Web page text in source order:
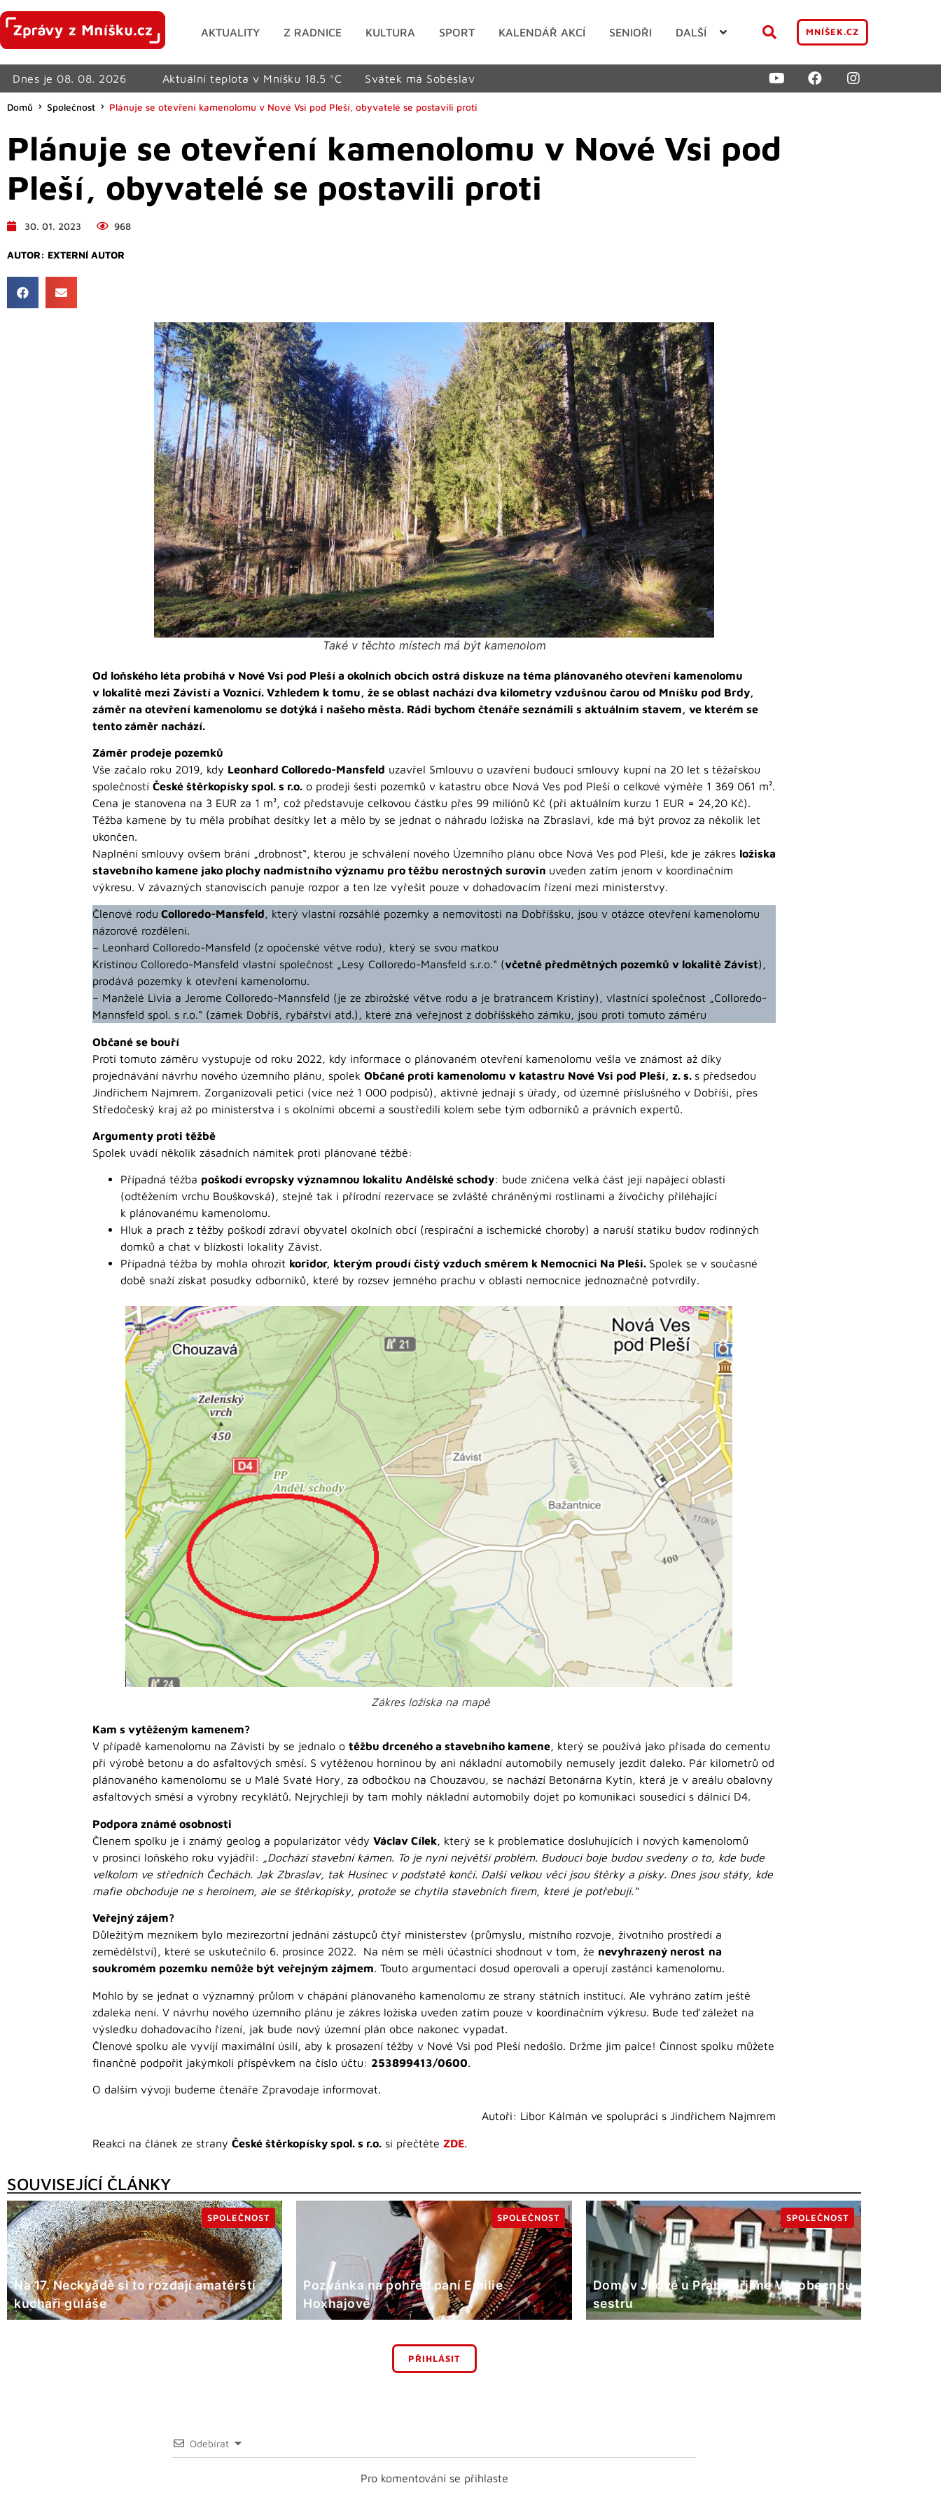
AKTUALITY Z RADNICE KULTURA SPORT KALENDÁŘ AKCÍ SENIOŘI DALŠÍ MNÍŠEK.CZ
Dnes je 08. 08. 2026 Aktuální teplota v Mníšku 18.5 °C Svátek má Soběslav
Domů Společnost Plánuje se otevření kamenolomu v Nové Vsi pod Pleší, obyvatelé se postavili proti
Plánuje se otevření kamenolomu v Nové Vsi pod
Pleší, obyvatelé se postavili proti
30. 01. 2023 968
AUTOR: EXTERNÍ AUTOR
Také v těchto místech má být kamenolom
Od loňského léta probíhá v Nové Vsi pod Pleší a okolních obcích ostrá diskuze na téma plánovaného otevření kamenolomu
v lokalitě mezi Závistí a Voznicí. Vzhledem k tomu, že se oblast nachází dva kilometry vzdušnou čarou od Mníšku pod Brdy,
záměr na otevření kamenolomu se dotýká i našeho města. Rádi bychom čtenáře seznámili s aktuálním stavem, ve kterém se
tento záměr nachází.
Záměr prodeje pozemků
Vše začalo roku 2019, kdy Leonhard Colloredo-Mansfeld uzavřel Smlouvu o uzavření budoucí smlouvy kupní na 20 let s těžařskou
společností České štěrkopísky spol. s r.o. o prodeji šesti pozemků v katastru obce Nová Ves pod Pleší o celkové výměře 1 369 061 m².
Cena je stanovena na 3 EUR za 1 m², což představuje celkovou částku přes 99 miliónů Kč (při aktuálním kurzu 1 EUR = 24,20 Kč).
Těžba kamene by tu měla probíhat desítky let a mělo by se jednat o náhradu ložiska na Zbraslavi, kde má být provoz za několik let
ukončen.
Naplnění smlouvy ovšem brání „drobnost“, kterou je schválení nového Územního plánu obce Nová Ves pod Pleší, kde je zákres ložiska
stavebního kamene jako plochy nadmístního významu pro těžbu nerostných surovin uveden zatím jenom v koordinačním
výkresu. V závazných stanoviscích panuje rozpor a ten lze vyřešit pouze v dohadovacím řízení mezi ministerstvy.
Členové rodu Colloredo-Mansfeld, který vlastní rozsáhlé pozemky a nemovitosti na Dobříšsku, jsou v otázce otevření kamenolomu
názorově rozděleni.
– Leonhard Colloredo-Mansfeld (z opočenské větve rodu), který se svou matkou
Kristinou Colloredo-Mansfeld vlastní společnost „Lesy Colloredo-Mansfeld s.r.o.“ (včetně předmětných pozemků v lokalitě Závist),
prodává pozemky k otevření kamenolomu.
– Manželé Livia a Jerome Colloredo-Mannsfeld (je ze zbirožské větve rodu a je bratrancem Kristiny), vlastnící společnost „Colloredo-
Mannsfeld spol. s r.o.“ (zámek Dobříš, rybářství atd.), které zná veřejnost z dobříšského zámku, jsou proti tomuto záměru
Občané se bouří
Proti tomuto záměru vystupuje od roku 2022, kdy informace o plánovaném otevření kamenolomu vešla ve známost až díky
projednávání návrhu nového územního plánu, spolek Občané proti kamenolomu v katastru Nové Vsi pod Pleší, z. s. s předsedou
Jindřichem Najmrem. Zorganizovali petici (více než 1 000 podpisů), aktivně jednají s úřady, od územně příslušného v Dobříši, přes
Středočeský kraj až po ministerstva i s okolními obcemi a soustředili kolem sebe tým odborníků a právních expertů.
Argumenty proti těžbě
Spolek uvádí několik zásadních námitek proti plánované těžbě:
Případná těžba poškodí evropsky významnou lokalitu Andělské schody: bude zničena velká část její napájecí oblasti
(odtěžením vrchu Bouškovská), stejně tak i přírodní rezervace se zvláště chráněnými rostlinami a živočichy přiléhající
k plánovanému kamenolomu.
Hluk a prach z těžby poškodí zdraví obyvatel okolních obcí (respirační a ischemické choroby) a naruší statiku budov rodinných
domků a chat v blízkosti lokality Závist.
Případná těžba by mohla ohrozit koridor, kterým proudí čistý vzduch směrem k Nemocnici Na Pleši. Spolek se v současné
době snaží získat posudky odborníků, které by rozsev jemného prachu v oblasti nemocnice jednoznačně potvrdily.
Zákres ložiska na mapě
Kam s vytěženým kamenem?
V případě kamenolomu na Závisti by se jednalo o těžbu drceného a stavebního kamene, který se používá jako přísada do cementu
při výrobě betonu a do asfaltových směsí. S vytěženou horninou by ani nákladní automobily nemusely jezdit daleko. Pár kilometrů od
plánovaného kamenolomu se u Malé Svaté Hory, za odbočkou na Chouzavou, se nachází Betonárna Kytín, která je v areálu obalovny
asfaltových směsí a výrobny recyklátů. Nejrychleji by tam mohly nákladní automobily dojet po komunikaci sousedící s dálnicí D4.
Podpora známé osobnosti
Členem spolku je i známý geolog a popularizátor vědy Václav Cílek, který se k problematice dosluhujících i nových kamenolomů
v prosinci loňského roku vyjádřil: „Dochází stavební kámen. To je nyní největší problém. Budoucí boje budou svedeny o to, kde bude
velkolom ve středních Čechách. Jak Zbraslav, tak Husinec v podstatě končí. Další velkou věcí jsou štěrky a písky. Dnes jsou státy, kde
mafie obchoduje ne s heroinem, ale se štěrkopísky, protože se chytila stavebních firem, které je potřebují.“
Veřejný zájem?
Důležitým mezníkem bylo mezirezortní jednání zástupců čtyř ministerstev (průmyslu, místního rozvoje, životního prostředí a
zemědělství), které se uskutečnilo 6. prosince 2022. Na něm se měli účastníci shodnout v tom, že nevyhrazený nerost na
soukromém pozemku nemůže být veřejným zájmem. Touto argumentací dosud operovali a operují zastánci kamenolomu.
Mohlo by se jednat o významný průlom v chápání plánovaného kamenolomu ze strany státních institucí. Ale vyhráno zatím ještě
zdaleka není. V návrhu nového územního plánu je zákres ložiska uveden zatím pouze v koordinačním výkresu. Bude teď záležet na
výsledku dohadovacího řízení, jak bude nový územní plán obce nakonec vypadat.
Členové spolku ale vyvíjí maximální úsilí, aby k prosazení těžby v Nové Vsi pod Pleší nedošlo. Držme jim palce! Činnost spolku můžete
finančně podpořit jakýmkoli příspěvkem na číslo účtu: 253899413/0600.
O dalším vývoji budeme čtenáře Zpravodaje informovat.
Autoři: Libor Kálmán ve spolupráci s Jindřichem Najmrem
Reakci na článek ze strany České štěrkopísky spol. s r.o. si přečtěte ZDE.
SOUVISEJÍCÍ ČLÁNKY
Na 17. Neckyádě si to rozdají amatérští
kuchaři guláše
SPOLEČNOST
Pozvánka na pohřeb paní Emilie
Hoxhajové
SPOLEČNOST
Domov Jílové u Prahy přijme Všeobecnou
sestru
SPOLEČNOST
PŘIHLÁSIT
Odebírat
Pro komentování se přihlaste